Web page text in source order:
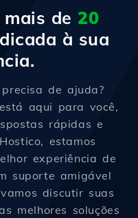
de 20
à sua
de ajuda?
aqui para você,
rápidas e
estamos
experiência de
suporte amigável
discutir suas
melhores soluções